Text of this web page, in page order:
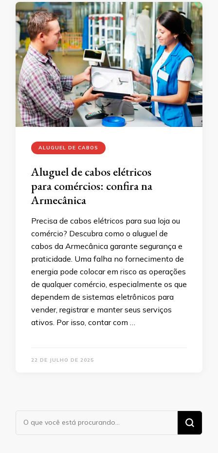
ALUGUEL DE CABOS
Aluguel de cabos elétricos
para comércios: confira na
Armecânica
Precisa de cabos elétricos para sua loja ou
comércio? Descubra como o aluguel de
cabos da Armecânica garante segurança e
praticidade. Uma falha no fornecimento de
energia pode colocar em risco as operações
de qualquer comércio, especialmente os que
dependem de sistemas eletrônicos para
vender, registrar e manter seus serviços
ativos. Por isso, contar com …
22 DE JULHO DE 2025
Procurando
algo?